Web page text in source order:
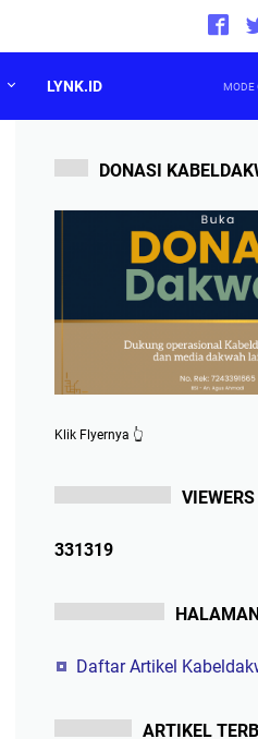
LYNK.ID
DONASI
Klik Flyernya 👆
VIEWERS
331319
Daftar Artikel
ARTIKEL